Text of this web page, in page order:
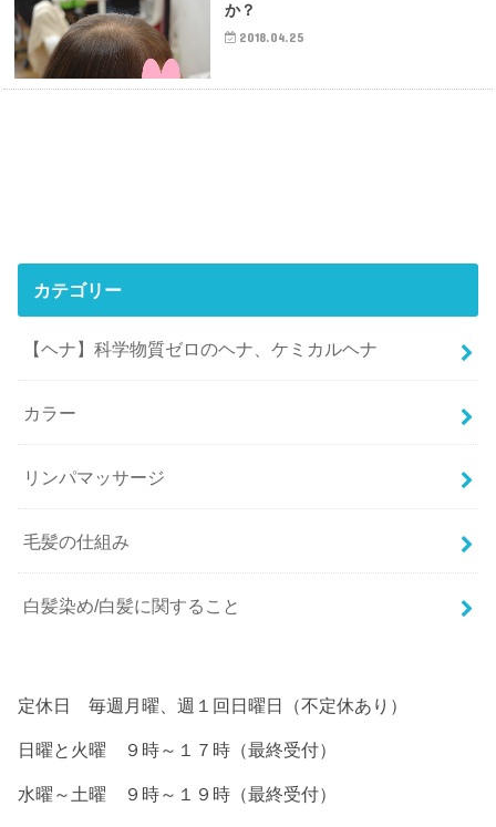
か？
2018.04.25
カテゴリー
【ヘナ】科学物質ゼロのヘナ、ケミカルヘナ
カラー
リンパマッサージ
毛髪の仕組み
白髪染め/白髪に関すること
定休日 毎週月曜、週１回日曜日（不定休あり）
日曜と火曜 ９時～１７時（最終受付）
水曜～土曜 ９時～１９時（最終受付）